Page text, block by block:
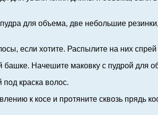
для объема, две небольшие
если хотите. Распылите на них
Начешите маковку с пудрой для
под краска волос.
к косе и протяните сквозь прядь